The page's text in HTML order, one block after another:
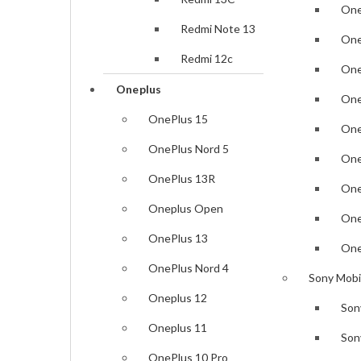
Redmi Note 13
Redmi 12c
Oneplus
OnePlus 15
OnePlus Nord 5
OnePlus 13R
Oneplus Open
OnePlus 13
OnePlus Nord 4
Oneplus 12
Oneplus 11
OnePlus 10 Pro
Sony